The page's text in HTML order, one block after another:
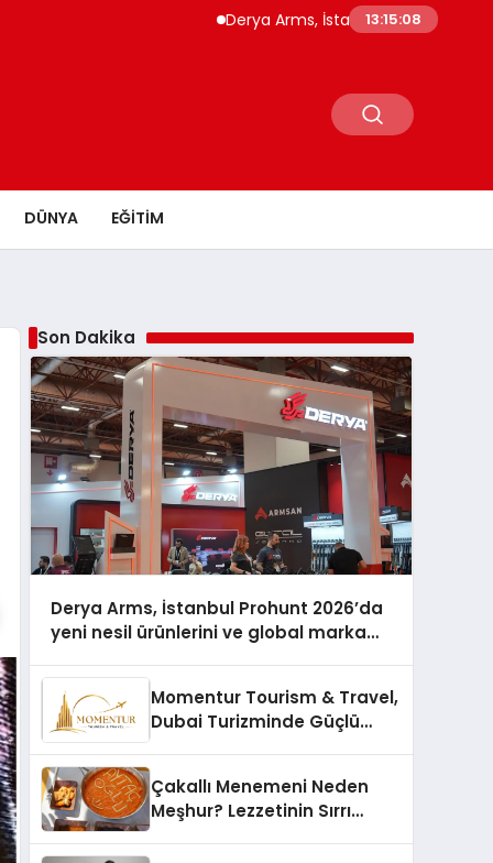
Derya Arms, İstanbul Prohunt 2026’da
13:15:10
DÜNYA EĞITIM
Son Dakika
Derya Arms, İstanbul Prohunt 2026’da
yeni nesil ürünlerini ve global marka
Momentur Tourism & Travel,
Dubai Turizminde Güçlü
Çakallı Menemeni Neden
Meşhur? Lezzetinin Sırrı